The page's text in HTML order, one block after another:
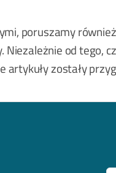
poruszamy
Niezależnie od tego,
zostały